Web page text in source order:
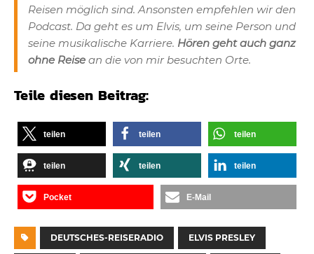
Reisen möglich sind. Ansonsten empfehlen wir den
Podcast. Da geht es um Elvis, um seine Person und
seine musikalische Karriere. Hören geht auch ganz
ohne Reise an die von mir besuchten Orte.
Teile diesen Beitrag:
teilen teilen teilen
teilen teilen teilen
Pocket E-Mail
DEUTSCHES-REISERADIO ELVIS PRESLEY